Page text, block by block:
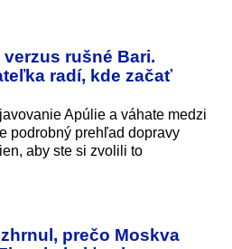
rušné Bari.
radí, kde začať
Apúlie a váhate medzi
podrobný prehľad dopravy
aby ste si zvolili to
prečo Moskva